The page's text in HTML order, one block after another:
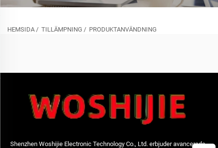
HEMSIDA / TILLÄMPNING / PRODUKTANVÄNDNING
Shenzhen Woshijie Electronic Technology Co., Ltd. erbjuder avancerade